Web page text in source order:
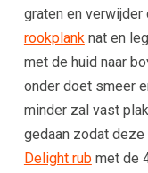
graten en verwijder
rookplanknat en
met de huid naar
onder doet smeer
minder zal vast
gedaan zodat deze
Delight rubmet de